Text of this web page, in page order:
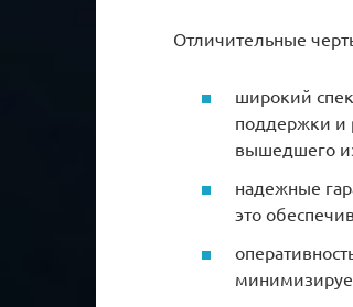
Отличительные
широкий
поддержки и
вышедшего
надежные
это